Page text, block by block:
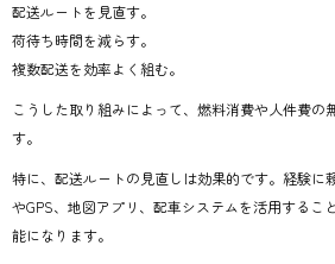
配送ルートを見直す。
荷待ち時間を減らす。
複数配送を効率よく組む。
こうした取り組みによって、燃料消費や人件費の
す。
特に、配送ルートの見直しは効果的です。経験に
やGPS、地図アプリ、配車システムを活用するこ
能になります。